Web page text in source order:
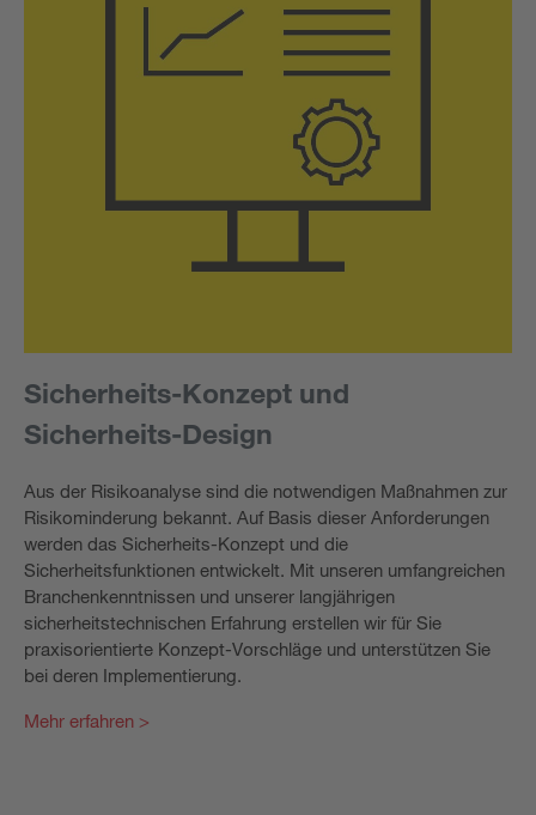
Sicherheits-Konzept und
Sicherheits-Design
Aus der Risikoanalyse sind die notwendigen Maßnahmen zur
Risikominderung bekannt. Auf Basis dieser Anforderungen
werden das Sicherheits-Konzept und die
Sicherheitsfunktionen entwickelt. Mit unseren umfangreichen
Branchenkenntnissen und unserer langjährigen
sicherheitstechnischen Erfahrung erstellen wir für Sie
praxisorientierte Konzept-Vorschläge und unterstützen Sie
bei deren Implementierung.
Mehr erfahren >